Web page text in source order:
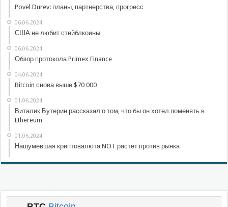
Povel Durev: планы, партнерства, прогресс
06.06.2024
США не любит стейблкоины
06.06.2024
Обзор протокола Primex Finance
04.06.2024
Bitcoin снова выше $70 000
01.06.2024
Виталик Бутерин рассказал о том, что бы он хотел поменять в
Ethereum
01.06.2024
Нашумевшая криптовалюта NOT растет против рынка